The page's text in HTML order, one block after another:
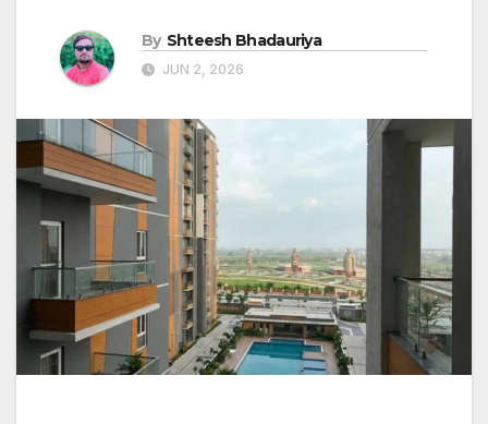
By Shteesh Bhadauriya
JUN 2, 2026